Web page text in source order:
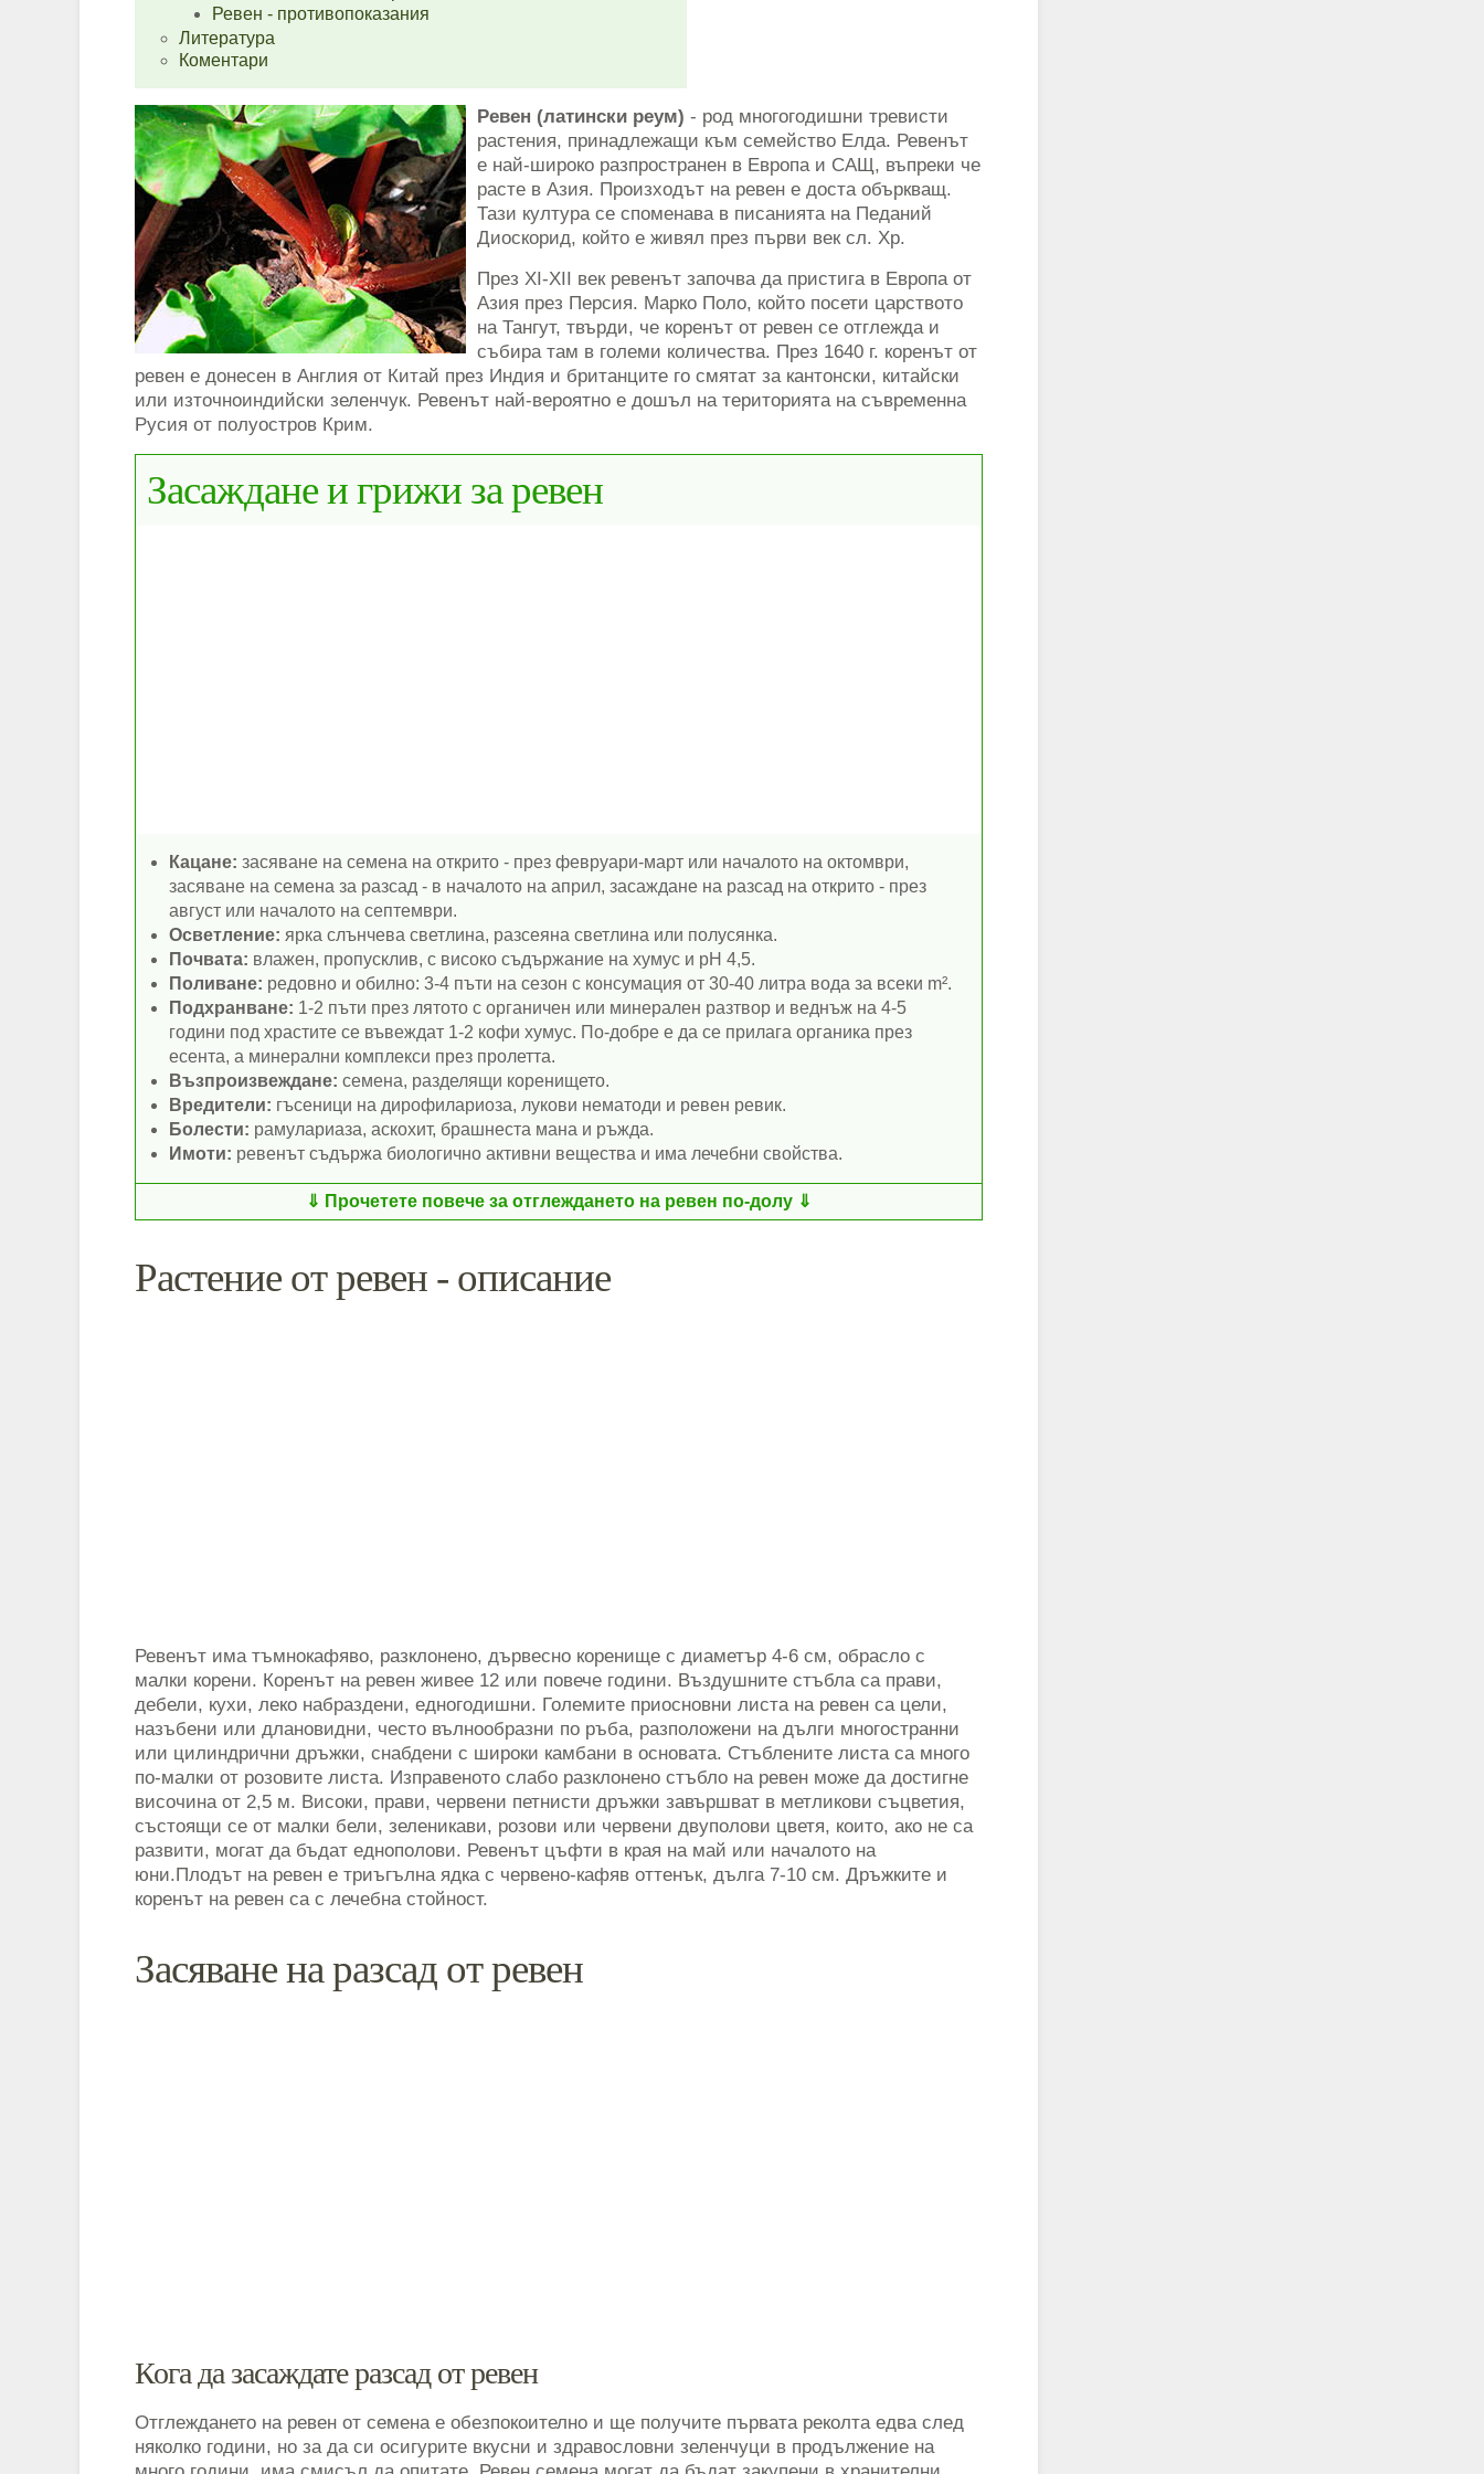
Ревен - противопоказания
Литература
Коментари
Ревен (латински реум) - род многогодишни тревисти
растения, принадлежащи към семейство Елда. Ревенът
е най-широко разпространен в Европа и САЩ, въпреки че
расте в Азия. Произходът на ревен е доста объркващ.
Тази култура се споменава в писанията на Педаний
Диоскорид, който е живял през първи век сл. Хр.
През XI-XII век ревенът започва да пристига в Европа от
Азия през Персия. Марко Поло, който посети царството
на Тангут, твърди, че коренът от ревен се отглежда и
събира там в големи количества. През 1640 г. коренът от
ревен е донесен в Англия от Китай през Индия и британците го смятат за кантонски, китайски
или източноиндийски зеленчук. Ревенът най-вероятно е дошъл на територията на съвременна
Русия от полуостров Крим.
Засаждане и грижи за ревен
Кацане: засяване на семена на открито - през февруари-март или началото на октомври,
засяване на семена за разсад - в началото на април, засаждане на разсад на открито - през
август или началото на септември.
Осветление: ярка слънчева светлина, разсеяна светлина или полусянка.
Почвата: влажен, пропусклив, с високо съдържание на хумус и рН 4,5.
Поливане: редовно и обилно: 3-4 пъти на сезон с консумация от 30-40 литра вода за всеки m².
Подхранване: 1-2 пъти през лятото с органичен или минерален разтвор и веднъж на 4-5
години под храстите се въвеждат 1-2 кофи хумус. По-добре е да се прилага органика през
есента, а минерални комплекси през пролетта.
Възпроизвеждане: семена, разделящи коренището.
Вредители: гъсеници на дирофилариоза, лукови нематоди и ревен ревик.
Болести: рамулариаза, аскохит, брашнеста мана и ръжда.
Имоти: ревенът съдържа биологично активни вещества и има лечебни свойства.
Прочетете повече за отглеждането на ревен по-долу
Растение от ревен - описание
Ревенът има тъмнокафяво, разклонено, дървесно коренище с диаметър 4-6 см, обрасло с
малки корени. Коренът на ревен живее 12 или повече години. Въздушните стъбла са прави,
дебели, кухи, леко набраздени, едногодишни. Големите приосновни листа на ревен са цели,
назъбени или длановидни, често вълнообразни по ръба, разположени на дълги многостранни
или цилиндрични дръжки, снабдени с широки камбани в основата. Стъблените листа са много
по-малки от розовите листа. Изправеното слабо разклонено стъбло на ревен може да достигне
височина от 2,5 м. Високи, прави, червени петнисти дръжки завършват в метликови съцветия,
състоящи се от малки бели, зеленикави, розови или червени двуполови цветя, които, ако не са
развити, могат да бъдат еднополови. Ревенът цъфти в края на май или началото на
юни.Плодът на ревен е триъгълна ядка с червено-кафяв оттенък, дълга 7-10 см. Дръжките и
коренът на ревен са с лечебна стойност.
Засяване на разсад от ревен
Кога да засаждате разсад от ревен
Отглеждането на ревен от семена е обезпокоително и ще получите първата реколта едва след
няколко години, но за да си осигурите вкусни и здравословни зеленчуци в продължение на